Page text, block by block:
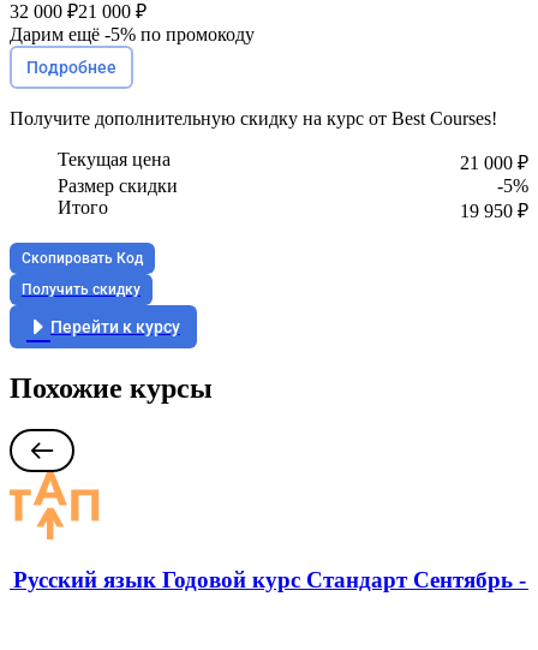
32 000 ₽21 000 ₽
Дарим ещё -5% по промокоду
Подробнее
Получите дополнительную скидку на курс от Best Courses!
Текущая цена
21 000 ₽
Размер скидки
-5%
Итого
19 950 ₽
Скопировать Код
Получить скидку
Перейти к курсу
Похожие курсы
язык Годовой курс Стандарт Сентябрь -